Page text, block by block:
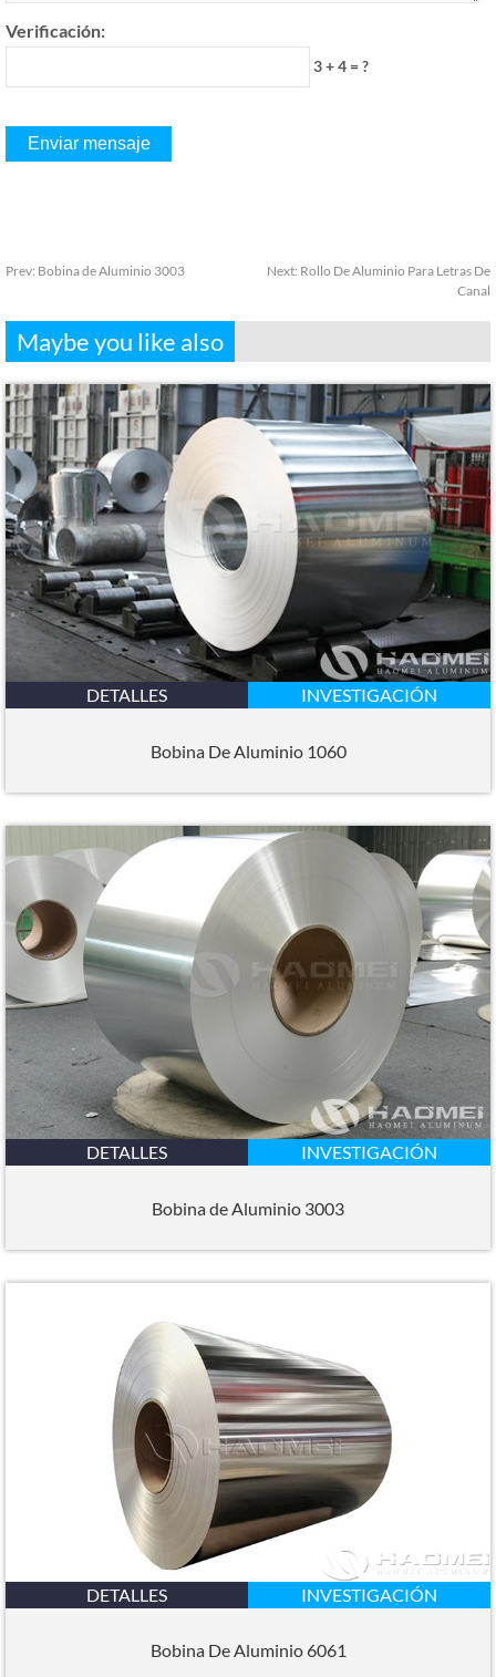
Verificación:
3 + 4 = ?
Prev: Bobina de Aluminio 3003 Next: Rollo De Aluminio Para Letras De
Canal
Maybe you like also
DETALLES INVESTIGACIÓN
Bobina De Aluminio 1060
DETALLES INVESTIGACIÓN
Bobina de Aluminio 3003
DETALLES INVESTIGACIÓN
Bobina De Aluminio 6061